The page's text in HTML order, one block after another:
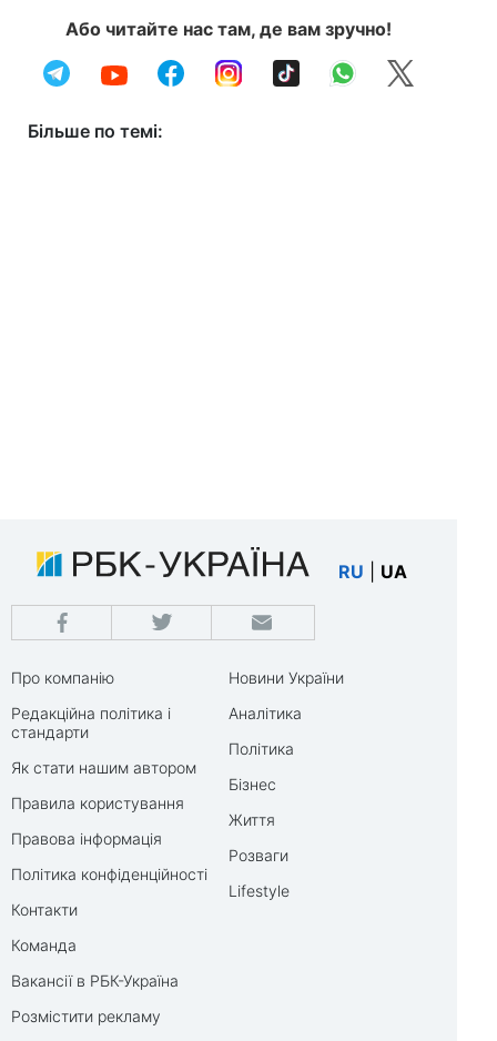
Або читайте нас там, де вам зручно!
Більше по темі:
RU UA
Про компанію
Редакційна політика і
стандарти
Як стати нашим автором
Правила користування
Правова інформація
Політика конфіденційності
Контакти
Команда
Вакансії в РБК-Україна
Розмістити рекламу
Новини України
Аналітика
Політика
Бізнес
Життя
Розваги
Lifestyle